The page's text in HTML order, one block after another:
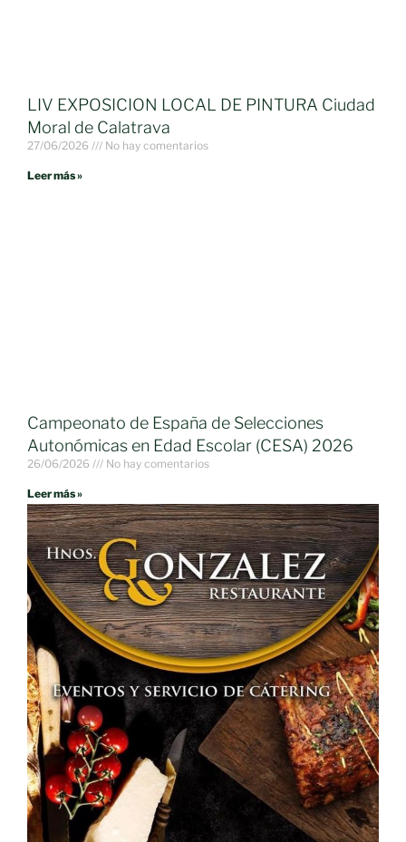
LIV EXPOSICION LOCAL DE PINTURA Ciudad
Moral de Calatrava
27/06/2026 No hay comentarios
Leer más »
Campeonato de España de Selecciones
Autonómicas en Edad Escolar (CESA) 2026
26/06/2026 No hay comentarios
Leer más »